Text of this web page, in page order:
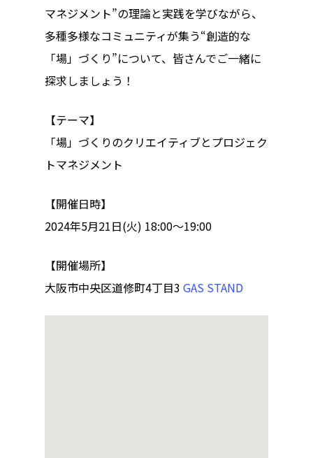
マネジメント”の理論と実践を学びながら、
多種多様なコミュニティが集う“創造的な
「場」づくり”について、皆さんでご一緒に
探求しましょう！
【テーマ】
「場」づくりのクリエイティブとプロジェク
トマネジメント
【開催日時】
2024年5月21日(火) 18:00〜19:00
【開催場所】
大阪市中央区道修町4丁目3GAS STAND
ハイパー縁側@梅田
祭
Archives リスト表示
About Hyper Engawa
E:info@hyper-